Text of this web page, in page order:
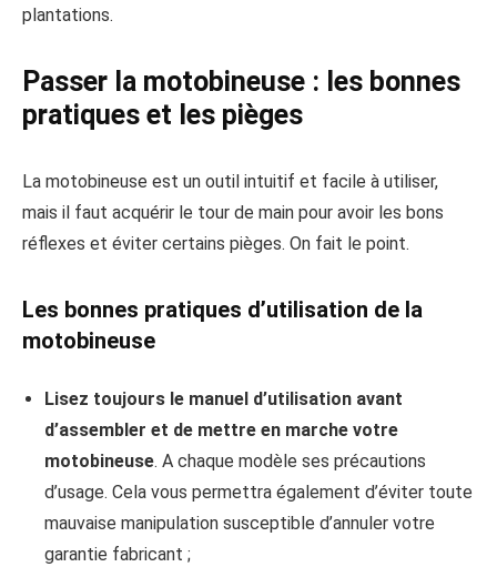
plantations.
Passer la motobineuse : les bonnes
pratiques et les pièges
La motobineuse est un outil intuitif et facile à utiliser,
mais il faut acquérir le tour de main pour avoir les bons
réflexes et éviter certains pièges. On fait le point.
Les bonnes pratiques d’utilisation de la
motobineuse
Lisez toujours le manuel d’utilisation avant
d’assembler et de mettre en marche votre
motobineuse. A chaque modèle ses précautions
d’usage. Cela vous permettra également d’éviter toute
mauvaise manipulation susceptible d’annuler votre
garantie fabricant ;